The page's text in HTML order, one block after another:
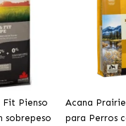
Pienso
sobrepeso
Acana
para Perros